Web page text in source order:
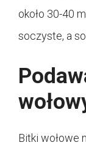
około 30-40
soczyste, a
Bitki wołowe